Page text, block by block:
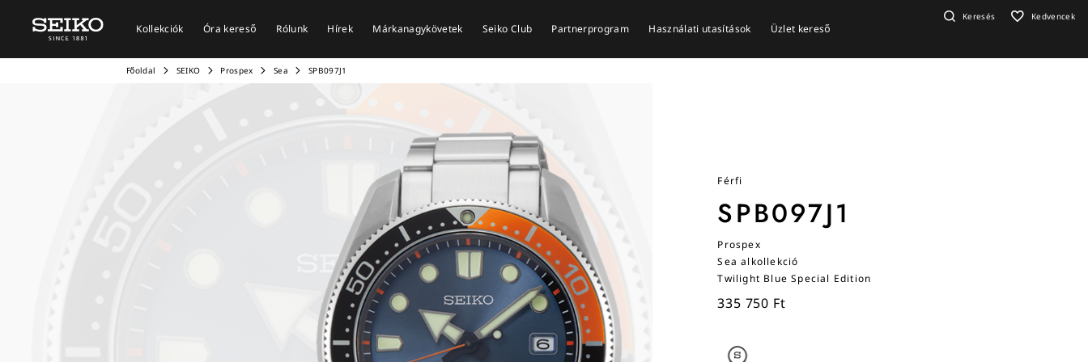
Kollekciók Óra kereső Rólunk Hírek Márkanagykövetek Seiko Club Partnerprogram Használati utasítások Üzlet kereső
Keresés Kedvencek
Főoldal SEIKO Prospex Sea SPB097J1
Férfi
SPB097J1
Prospex
Sea alkollekció
Twilight Blue Special Edition
335 750 Ft